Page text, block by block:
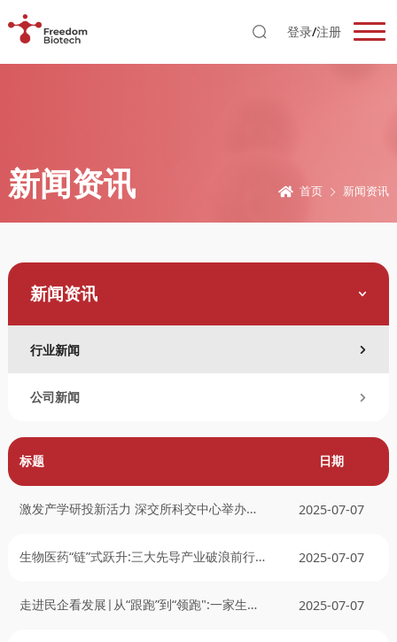
登录/注册
新闻资讯 首页 新闻资讯
新闻资讯
行业新闻
公司新闻
标题 日期
激发产学研投新活力 深交所科交中心举办生
物医药行业交流活动
2025-07-07
生物医药“链”式跃升:三大先导产业破浪前行
折射技术“快"实力 城市“聚”引力
2025-07-07
走进民企看发展|从“跟跑”到“领跑":一家生物
医药企业的向新求质之路
2025-07-07